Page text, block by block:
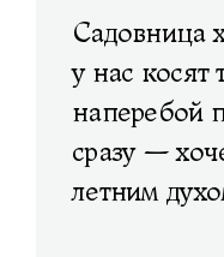
Садовница
у нас косят
наперебой
сразу —
летним